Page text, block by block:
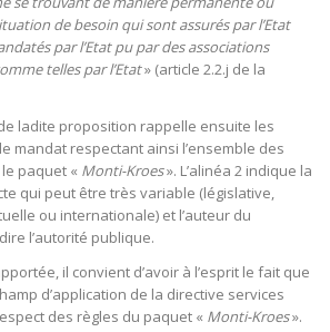
de besoin qui sont assurés par l’Etat
par l’Etat pu par des associations
telles par l’Etat» (article 2.2.j de la
de ladite proposition rappelle ensuite les
mandat respectant ainsi l’ensemble des
paquet « Monti-Kroes». L’alinéa 2 indique la
qui peut être très variable (législative,
ou internationale) et l’auteur du
l’autorité publique.
il convient d’avoir à l’esprit le fait que
d’application de la directive services
des règles du paquet « Monti-Kroes».